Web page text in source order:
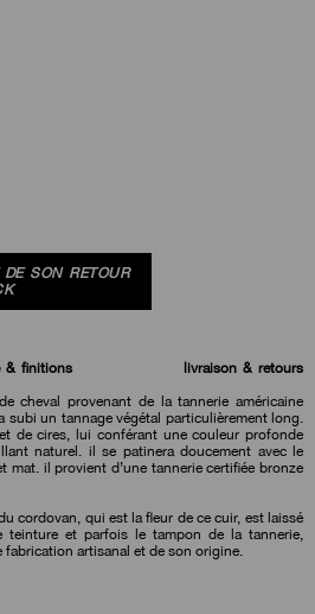
SON RETOUR
& finitions
livraison & retours
cheval provenant de la tannerie américaine
subi un tannage végétal particulièrement long.
de cires, lui conférant une couleur profonde
naturel. il se patinera doucement avec le
mat. il provient d’une tannerie certifiée bronze
cordovan, qui est la fleur de ce cuir, est laissé
teinture et parfois le tampon de la tannerie,
artisanal et de son origine.